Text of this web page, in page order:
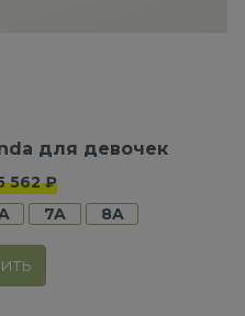
для девочек
562 ₽
7A 8A